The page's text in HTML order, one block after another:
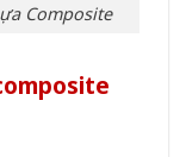
Composite